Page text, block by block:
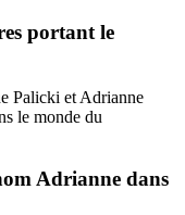
portant le
Palicki et Adrianne
le monde du
Adrianne dans